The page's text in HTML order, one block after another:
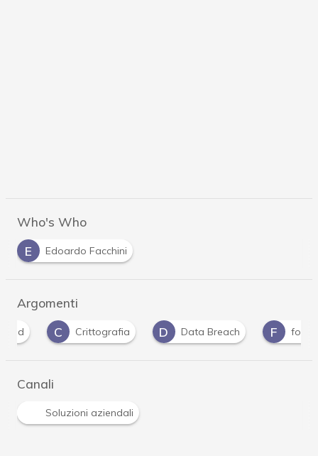
Who's Who
E
Edoardo Facchini
Argomenti
C
Crittografia D Data Breach F fornitori
Canali
Soluzioni aziendali